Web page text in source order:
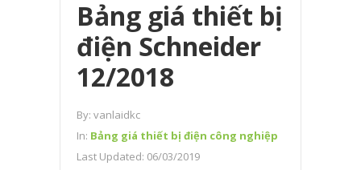
Bảng giá thiết bị
điện Schneider
12/2018
By: vanlaidkc
In: Bảng giá thiết bị điện công nghiệp
Last Updated: 06/03/2019